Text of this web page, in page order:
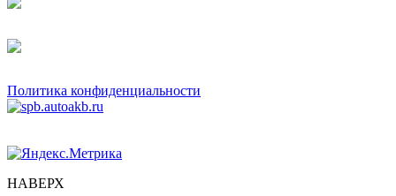
Политика конфиденциальности
НАВЕРХ